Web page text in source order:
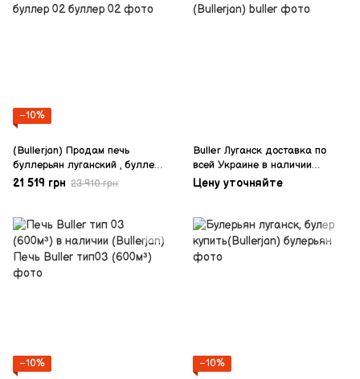
−10%
(Bullerjan) Продам печь
буллерьян луганский , буллер
02
21 519 грн 23 910 грн
Buller Луганск доставка по
всей Украине в наличии
(Bullerjan)
Цену уточняйте
−10% −10%